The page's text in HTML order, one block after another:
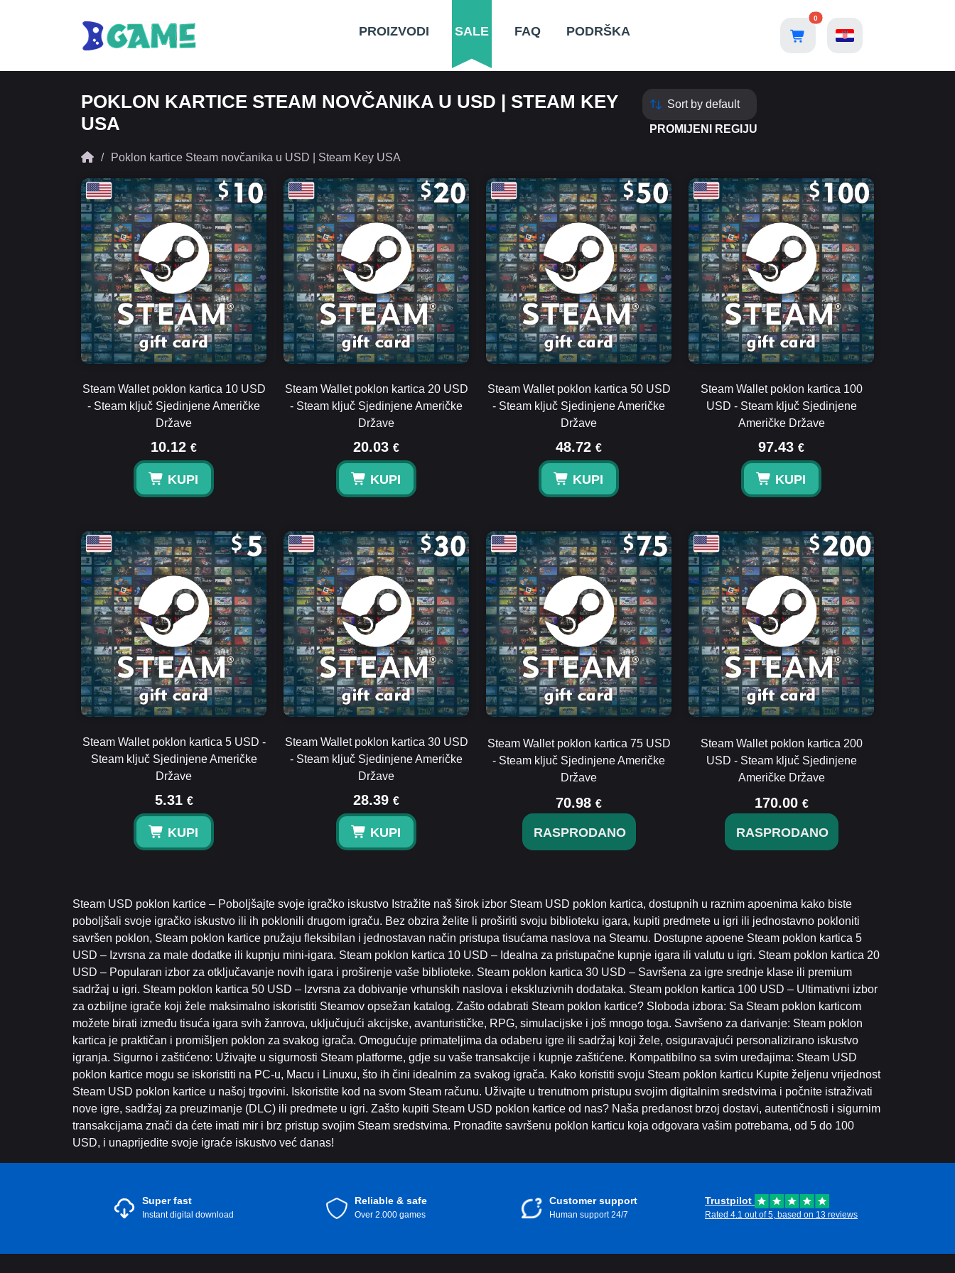
PROIZVODI SALE FAQ PODRŠKA
0
POKLON KARTICE STEAM NOVČANIKA U USD | STEAM KEY
USA
PROMIJENI REGIJU
Poklon kartice Steam novčanika u USD | Steam Key USA
Steam Wallet poklon kartica 10 USD
- Steam ključ Sjedinjene Američke
Države
10.12 €
KUPI
Steam Wallet poklon kartica 20 USD
- Steam ključ Sjedinjene Američke
Države
20.03 €
KUPI
Steam Wallet poklon kartica 50 USD
- Steam ključ Sjedinjene Američke
Države
48.72 €
KUPI
Steam Wallet poklon kartica 100
USD - Steam ključ Sjedinjene
Američke Države
97.43 €
KUPI
Steam Wallet poklon kartica 5 USD -
Steam ključ Sjedinjene Američke
Države
5.31 €
KUPI
Steam Wallet poklon kartica 30 USD
- Steam ključ Sjedinjene Američke
Države
28.39 €
KUPI
Steam Wallet poklon kartica 75 USD
- Steam ključ Sjedinjene Američke
Države
70.98 €
RASPRODANO
Steam Wallet poklon kartica 200
USD - Steam ključ Sjedinjene
Američke Države
170.00 €
RASPRODANO
Steam USD poklon kartice – Poboljšajte svoje igračko iskustvo Istražite naš širok izbor Steam USD poklon kartica, dostupnih u raznim apoenima kako biste
poboljšali svoje igračko iskustvo ili ih poklonili drugom igraču. Bez obzira želite li proširiti svoju biblioteku igara, kupiti predmete u igri ili jednostavno pokloniti
savršen poklon, Steam poklon kartice pružaju fleksibilan i jednostavan način pristupa tisućama naslova na Steamu. Dostupne apoene Steam poklon kartica 5
USD – Izvrsna za male dodatke ili kupnju mini-igara. Steam poklon kartica 10 USD – Idealna za pristupačne kupnje igara ili valutu u igri. Steam poklon kartica 20
USD – Popularan izbor za otključavanje novih igara i proširenje vaše biblioteke. Steam poklon kartica 30 USD – Savršena za igre srednje klase ili premium
sadržaj u igri. Steam poklon kartica 50 USD – Izvrsna za dobivanje vrhunskih naslova i ekskluzivnih dodataka. Steam poklon kartica 100 USD – Ultimativni izbor
za ozbiljne igrače koji žele maksimalno iskoristiti Steamov opsežan katalog. Zašto odabrati Steam poklon kartice? Sloboda izbora: Sa Steam poklon karticom
možete birati između tisuća igara svih žanrova, uključujući akcijske, avanturističke, RPG, simulacijske i još mnogo toga. Savršeno za darivanje: Steam poklon
kartica je praktičan i promišljen poklon za svakog igrača. Omogućuje primateljima da odaberu igre ili sadržaj koji žele, osiguravajući personalizirano iskustvo
igranja. Sigurno i zaštićeno: Uživajte u sigurnosti Steam platforme, gdje su vaše transakcije i kupnje zaštićene. Kompatibilno sa svim uređajima: Steam USD
poklon kartice mogu se iskoristiti na PC-u, Macu i Linuxu, što ih čini idealnim za svakog igrača. Kako koristiti svoju Steam poklon karticu Kupite željenu vrijednost
Steam USD poklon kartice u našoj trgovini. Iskoristite kod na svom Steam računu. Uživajte u trenutnom pristupu svojim digitalnim sredstvima i počnite istraživati ​​
nove igre, sadržaj za preuzimanje (DLC) ili predmete u igri. Zašto kupiti Steam USD poklon kartice od nas? Naša predanost brzoj dostavi, autentičnosti i sigurnim
transakcijama znači da ćete imati mir i brz pristup svojim Steam sredstvima. Pronađite savršenu poklon karticu koja odgovara vašim potrebama, od 5 do 100
USD, i unaprijedite svoje igraće iskustvo već danas!
Super fast
Instant digital download
Reliable & safe
Over 2.000 games
Customer support
Human support 24/7
Trustpilot
Rated 4.1 out of 5, based on 13 reviews